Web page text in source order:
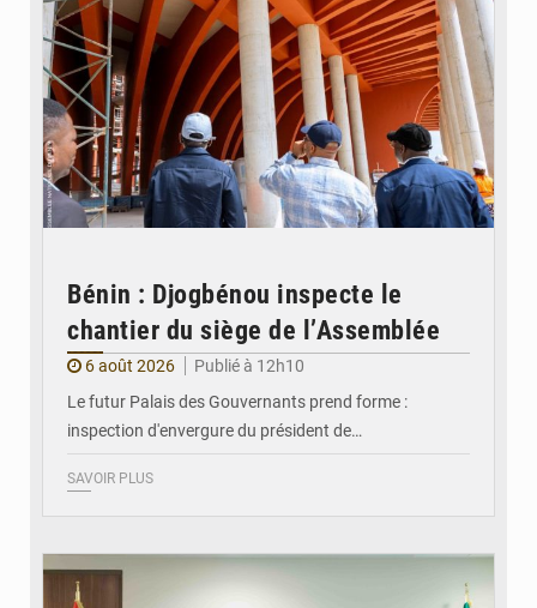
Bénin : Djogbénou inspecte le
chantier du siège de l’Assemblée
6 août 2026
Publié à 12h10
Le futur Palais des Gouvernants prend forme :
inspection d'envergure du président de…
SAVOIR PLUS